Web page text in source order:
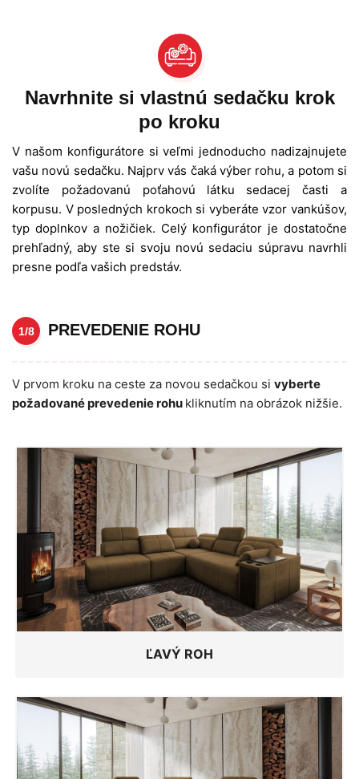
Navrhnite si vlastnú sedačku krok
po kroku
V našom konfigurátore si veľmi jednoducho nadizajnujete
vašu novú sedačku. Najprv vás čaká výber rohu, a potom si
zvolíte požadovanú poťahovú látku sedacej časti a
korpusu. V posledných krokoch si vyberáte vzor vankúšov,
typ doplnkov a nožičiek. Celý konfigurátor je dostatočne
prehľadný, aby ste si svoju novú sedaciu súpravu navrhli
presne podľa vašich predstáv.
1/8 PREVEDENIE ROHU
V prvom kroku na ceste za novou sedačkou si vyberte
požadované prevedenie rohu kliknutím na obrázok nižšie.
ĽAVÝ ROH